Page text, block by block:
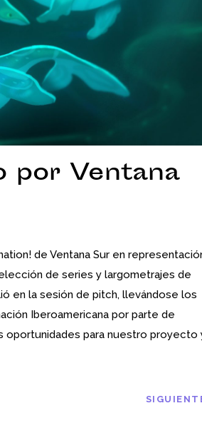
por Ventana
de Ventana Sur en
de series y largometrajes de
en la sesión de pitch, llevándose los
Iberoamericana por parte de
oportunidades para nuestro proyecto